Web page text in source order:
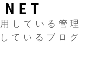
している管理
ているブログ